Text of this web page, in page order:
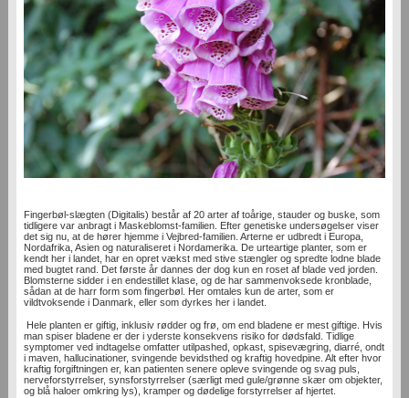
Fingerbøl-slægten (Digitalis) består af 20 arter af toårige, stauder og buske, som
tidligere var anbragt i Maskeblomst-familien. Efter genetiske undersøgelser viser
det sig nu, at de hører hjemme i Vejbred-familien. Arterne er udbredt i Europa,
Nordafrika, Asien og naturaliseret i Nordamerika. De urteartige planter, som er
kendt her i landet, har en opret vækst med stive stængler og spredte lodne blade
med bugtet rand. Det første år dannes der dog kun en roset af blade ved jorden.
Blomsterne sidder i en endestillet klase, og de har sammenvoksede kronblade,
sådan at de harr form som fingerbøl. Her omtales kun de arter, som er
vildtvoksende i Danmark, eller som dyrkes her i landet.
Hele planten er giftig, inklusiv rødder og frø, om end bladene er mest giftige. Hvis
man spiser bladene er der i yderste konsekvens risiko for dødsfald. Tidlige
symptomer ved indtagelse omfatter utilpashed, opkast, spisevægring, diarré, ondt
i maven, hallucinationer, svingende bevidsthed og kraftig hovedpine. Alt efter hvor
kraftig forgiftningen er, kan patienten senere opleve svingende og svag puls,
nerveforstyrrelser, synsforstyrrelser (særligt med gule/grønne skær om objekter,
og blå haloer omkring lys), kramper og dødelige forstyrrelser af hjertet.